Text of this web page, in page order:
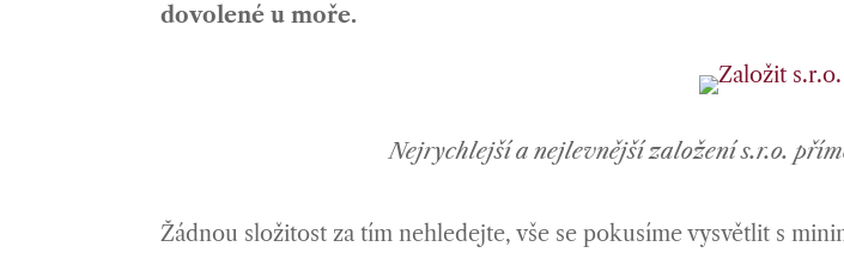
dovolené u moře.
Nejrychlejší a nejlevnější založení s.r.o.
Žádnou složitost za tím nehledejte, vše se pokusíme vysvětlit s